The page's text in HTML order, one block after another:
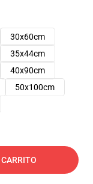
30x60cm
35x44cm
40x90cm
50x100cm